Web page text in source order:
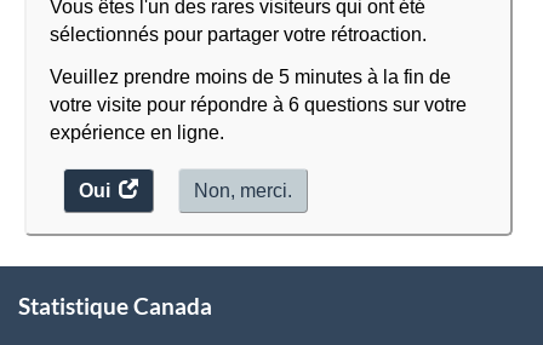
Vous êtes l'un des rares visiteurs qui ont été
sélectionnés pour partager votre rétroaction.
Veuillez prendre moins de 5 minutes à la fin de
votre visite pour répondre à 6 questions sur votre
expérience en ligne.
Oui
accéder
au
Non, merci.
propos
Statistique Canada